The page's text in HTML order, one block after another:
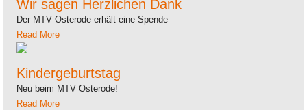
Wir sagen Herzlichen Dank
Der MTV Osterode erhält eine Spende
Read More
Kindergeburtstag
Neu beim MTV Osterode!
Read More